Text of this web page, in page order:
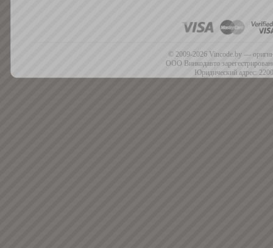
© 2009-2026 Vincode.by —
ООО Винкодавто
Юридический адрес: